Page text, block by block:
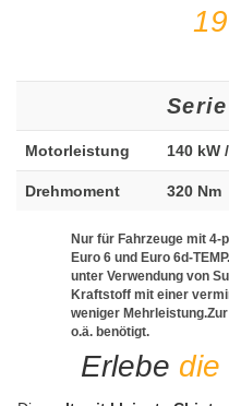
Serie
Motorleistung 140 kW
Drehmoment 320 Nm
Nur für Fahrzeuge mit 4-
Euro 6 und Euro 6d-
unter Verwendung von
Kraftstoff mit einer
weniger
o.ä. benötigt.
Erlebe die